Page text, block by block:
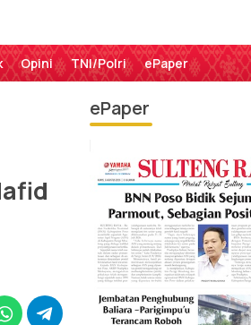
Opini TNI/Polri ePaper
ePaper